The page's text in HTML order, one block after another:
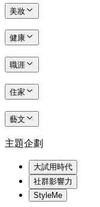
美妝
健康
職涯
住家
藝文
主題企劃
大試用時代
社群影響力
StyleMe